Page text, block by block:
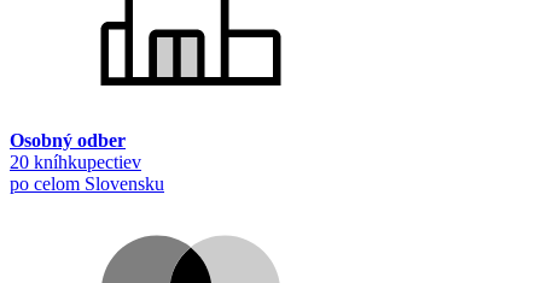
Osobný odber
20 kníhkupectiev
po celom Slovensku